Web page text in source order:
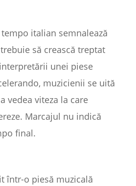
italian semnalează
să crească treptat
unei piese
muzicienii se uită
vedea viteza la care
Marcajul nu indică
final.
într-o piesă muzicală